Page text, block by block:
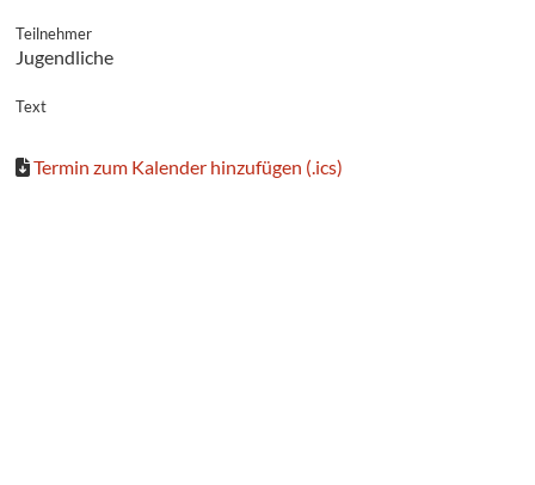
Teilnehmer
Jugendliche
Text
Termin zum Kalender hinzufügen (.ics)